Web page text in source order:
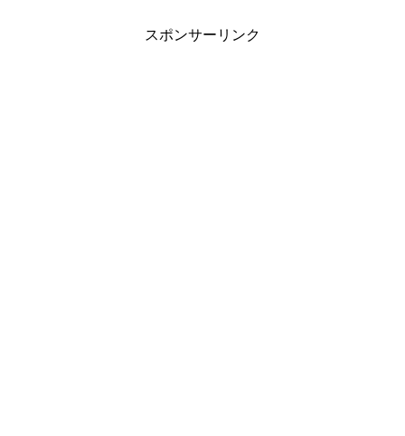
スポンサーリンク